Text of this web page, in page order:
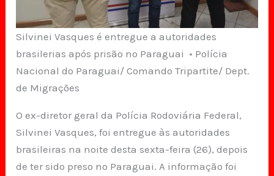
Silvinei Vasques é entregue a autoridades
brasilerias após prisão no Paraguai • Polícia
Nacional do Paraguai/ Comando Tripartite/ Dept.
de Migrações
O ex-diretor geral da Polícia Rodoviária Federal,
Silvinei Vasques, foi entregue às autoridades
brasileiras na noite desta sexta-feira (26), depois
de ter sido preso no Paraguai. A informação foi